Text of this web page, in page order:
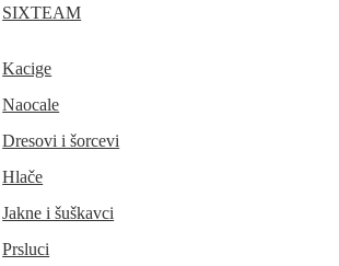
SIXTEAM
Kacige
Naocale
Dresovi i šorcevi
Hlače
Jakne i šuškavci
Prsluci